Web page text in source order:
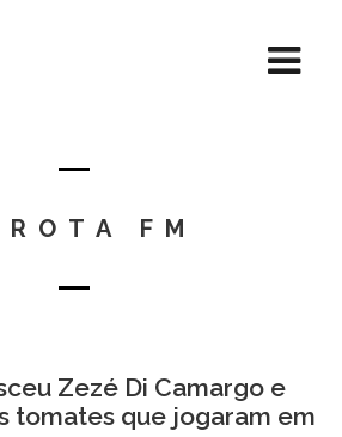
FM
Zezé Di Camargo e
tomates que jogaram em